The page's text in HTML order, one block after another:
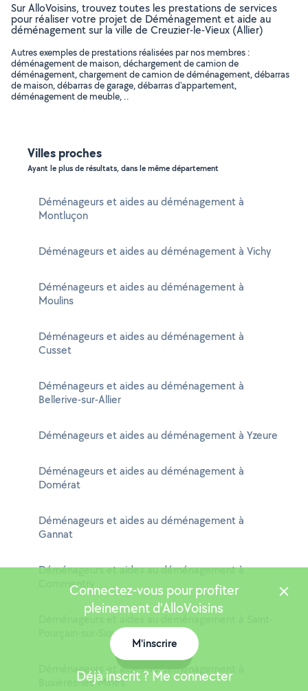
Sur AlloVoisins, trouvez toutes les prestations de services
pour réaliser votre projet de Déménagement et aide au
déménagement sur la ville de Creuzier-le-Vieux (Allier)
Autres exemples de prestations réalisées par nos membres :
déménagement de maison, déchargement de camion de
déménagement, chargement de camion de déménagement, débarras
de maison, débarras de garage, débarras d'appartement,
déménagement de meuble, ..
Villes proches
Ayant le plus de résultats, dans le même département
Déménageurs et aides au déménagement à
Montluçon
Déménageurs et aides au déménagement à Vichy
Déménageurs et aides au déménagement à
Moulins
Déménageurs et aides au déménagement à
Cusset
Déménageurs et aides au déménagement à
Bellerive-sur-Allier
Déménageurs et aides au déménagement à Yzeure
Déménageurs et aides au déménagement à
Domérat
Déménageurs et aides au déménagement à
Gannat
Déménageurs et aides au déménagement à
Commentry
Déménageurs et aides au déménagement à Saint-
Pourçain-sur-Sioule
Déménageurs et aides au déménagement à
Buxières-les-Mines
Connectez-vous pour profiter
pleinement d'AlloVoisins
M'inscrire
Déjà inscrit ? Me connecter